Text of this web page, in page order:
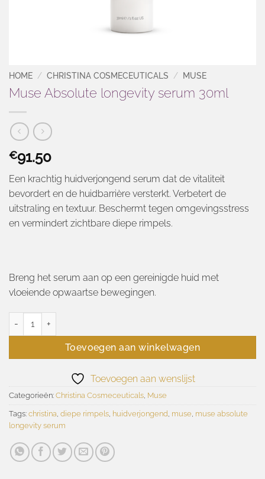
HOME / CHRISTINA COSMECEUTICALS / MUSE
Muse Absolute longevity serum 30ml
€91.50
Een krachtig huidverjongend serum dat de vitaliteit
bevordert en de huidbarrière versterkt. Verbetert de
uitstraling en textuur. Beschermt tegen omgevingsstress
en vermindert zichtbare diepe rimpels.
Breng het serum aan op een gereinigde huid met
vloeiende opwaartse bewegingen.
Toevoegen aan winkelwagen
Toevoegen aan wenslijst
Categorieën: Christina Cosmeceuticals Muse
Tags: christina diepe rimpels huidverjongend muse muse absolute
longevity serum